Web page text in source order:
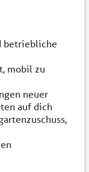
betriebliche
mobil zu
neuer
auf dich